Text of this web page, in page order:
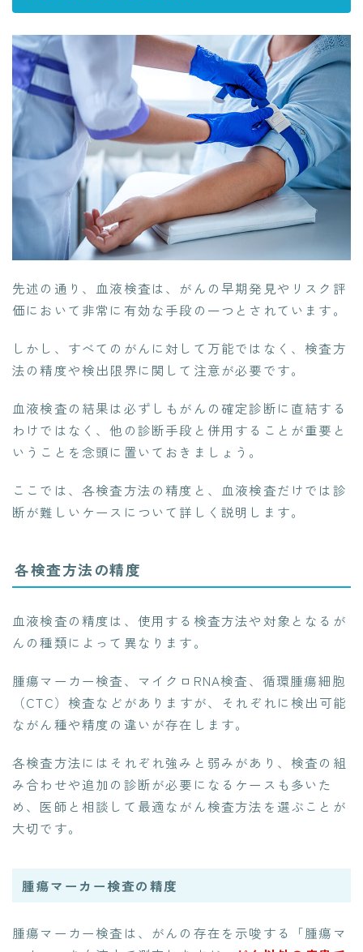
先述の通り、血液検査は、がんの早期発見やリスク評
価において非常に有効な手段の一つとされています。
しかし、すべてのがんに対して万能ではなく、検査方
法の精度や検出限界に関して注意が必要です。
血液検査の結果は必ずしもがんの確定診断に直結する
わけではなく、他の診断手段と併用することが重要と
いうことを念頭に置いておきましょう。
ここでは、各検査方法の精度と、血液検査だけでは診
断が難しいケースについて詳しく説明します。
各検査方法の精度
血液検査の精度は、使用する検査方法や対象となるが
んの種類によって異なります。
腫瘍マーカー検査、マイクロRNA検査、循環腫瘍細胞
（CTC）検査などがありますが、それぞれに検出可能
ながん種や精度の違いが存在します。
各検査方法にはそれぞれ強みと弱みがあり、検査の組
み合わせや追加の診断が必要になるケースも多いた
め、医師と相談して最適ながん検査方法を選ぶことが
大切です。
腫瘍マーカー検査の精度
腫瘍マーカー検査は、がんの存在を示唆する「腫瘍マ